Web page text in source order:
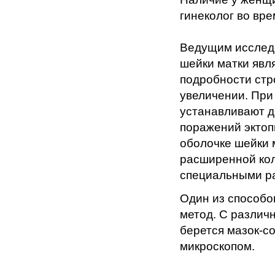
гинеколог во
Ведущим
шейки матки
подробности
увеличении.
устанавливают
поражений
оболочке шейки
расширенной
специальными
Один из
метод. С
берется мазок-
микроскопом.